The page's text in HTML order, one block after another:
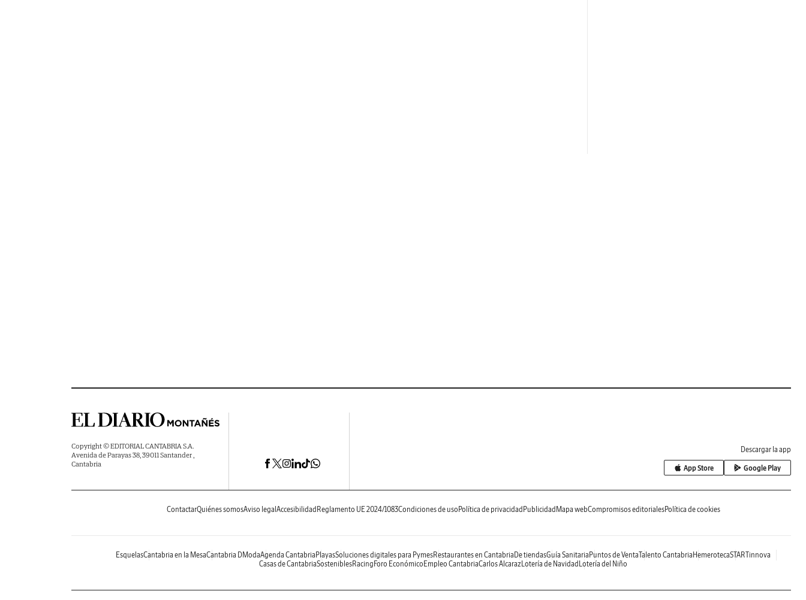
Copyright © EDITORIAL CANTABRIA S.A.
Avenida de Parayas 38, 39011 Santander ,
Cantabria
Descargar la app
App Store Google Play
ContactarQuiénes somosAviso legal Accesibilidad Reglamento UE 2024/1083Condiciones de uso Política de privacidad Publicidad Mapa webCompromisos editorialesPolítica de cookies
EsquelasCantabria en la MesaCantabria DModaAgenda Cantabria PlayasSoluciones digitales para PymesRestaurantes en Cantabria De tiendasGuía Sanitaria Puntos de VentaTalento Cantabria HemerotecaSTARTinnova
Casas de CantabriaSosteniblesRacing Foro Económico Empleo CantabriaCarlos AlcarazLotería de Navidad Lotería del Niño